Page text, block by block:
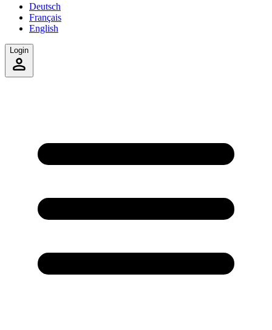
Deutsch
Français
English
Login